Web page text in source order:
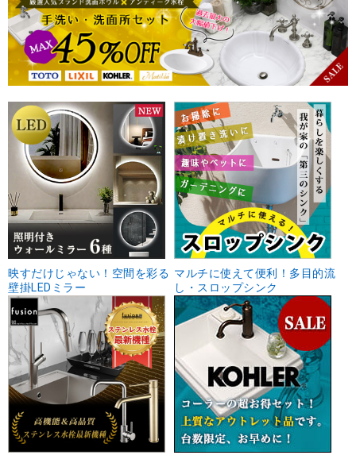
映すだけじゃない！空間を彩る
壁掛LEDミラー
マルチに使えて便利！多目的流
し・スロップシンク